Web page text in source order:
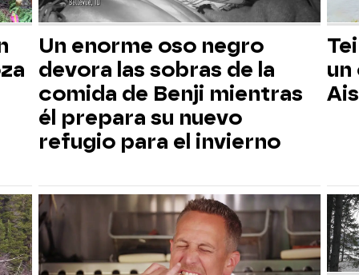
Un enorme oso negro
devora las sobras de la
comida de Benji mientras
él prepara su nuevo
refugio para el invierno
un